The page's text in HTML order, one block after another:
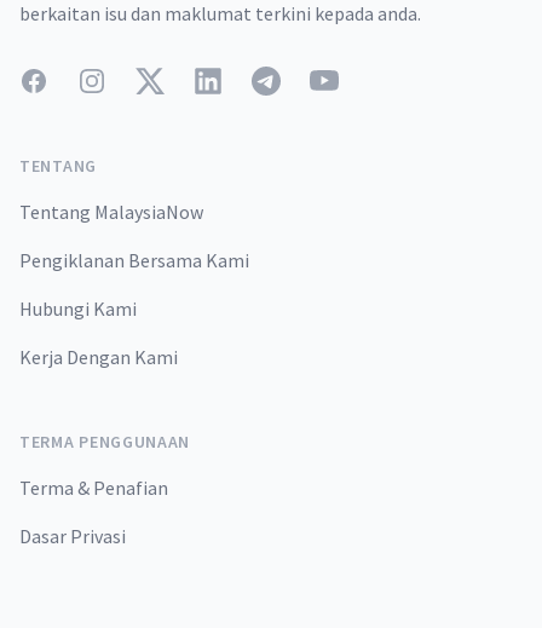
berkaitan isu dan maklumat terkini kepada anda.
FacebookInstagramTwitterLinkedInTelegramYouTube
TENTANG
Tentang MalaysiaNow
Pengiklanan Bersama Kami
Hubungi Kami
Kerja Dengan Kami
TERMA PENGGUNAAN
Terma & Penafian
Dasar Privasi